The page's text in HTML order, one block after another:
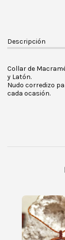
Descripción
Collar de
y Latón.
Nudo corredizo
cada ocasión.